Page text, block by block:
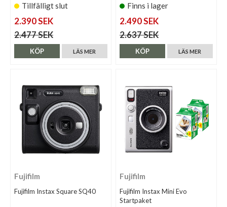
Tillfälligt slut
2.390 SEK
2.477 SEK
LÄS MER
KÖP
Finns i lager
2.490 SEK
2.637 SEK
LÄS MER
KÖP
Fujifilm
Fujifilm Instax Square SQ40
Fujifilm
Fujifilm Instax Mini Evo
Startpaket